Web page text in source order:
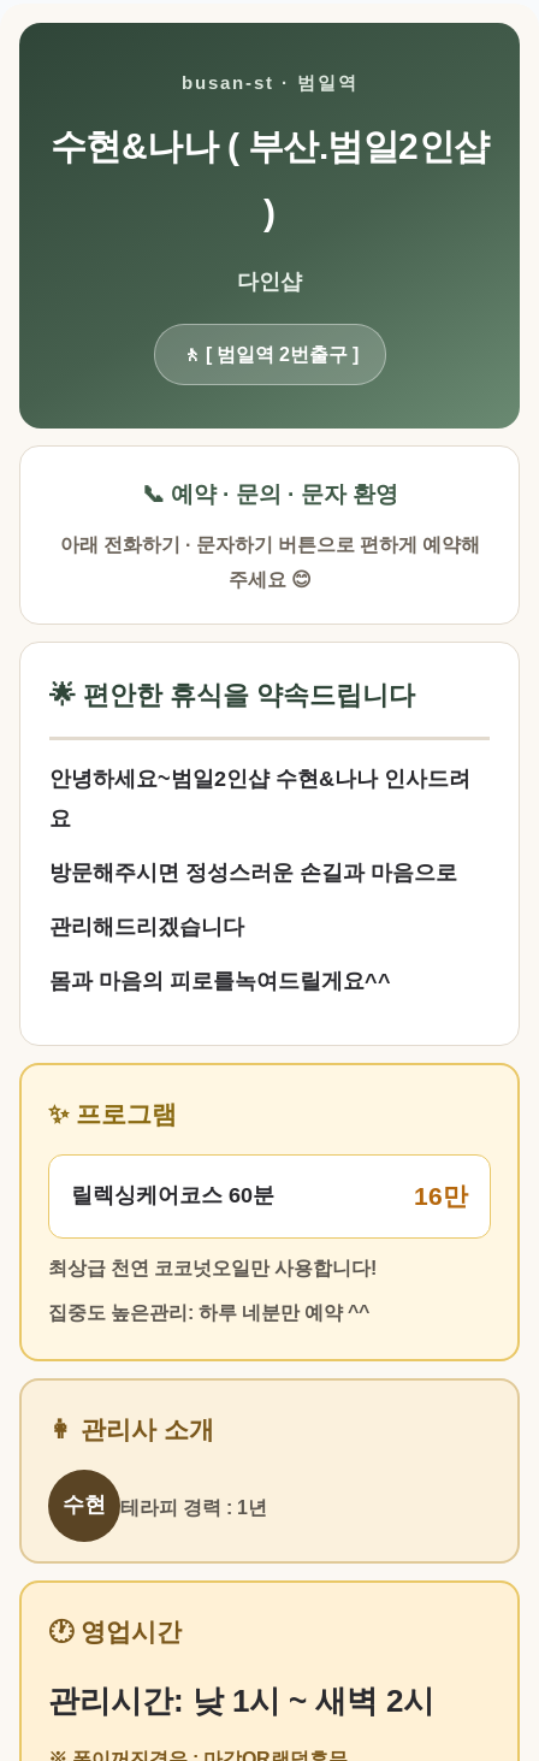
busan-st · 범일역
수현&나나 ( 부산.범일2인샵
)
다인샵
🚶 [ 범일역 2번출구 ]
📞 예약 · 문의 · 문자 환영
아래 전화하기 · 문자하기 버튼으로 편하게 예약해
주세요 😊
🌟 편안한 휴식을 약속드립니다
안녕하세요~범일2인샵 수현&나나 인사드려
요
방문해주시면 정성스러운 손길과 마음으로
관리해드리겠습니다
몸과 마음의 피로를녹여드릴게요^^
✨ 프로그램
릴렉싱케어코스 60분 16만
최상급 천연 코코넛오일만 사용합니다!
집중도 높은관리: 하루 네분만 예약 ^^
👩 관리사 소개
수현 테라피 경력 : 1년
🕐 영업시간
관리시간: 낮 1시 ~ 새벽 2시